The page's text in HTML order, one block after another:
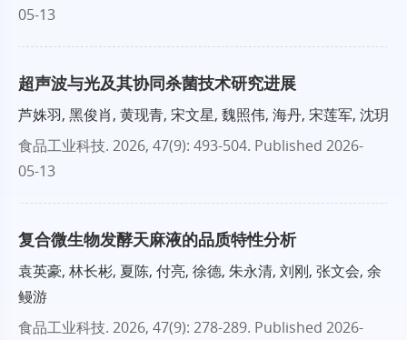
05-13
超声波与光及其协同杀菌技术研究进展
芦姝羽, 黑俊肖, 黄现青, 宋文星, 魏照伟, 海丹, 宋莲军, 沈玥
食品工业科技. 2026, 47(9): 493-504. Published 2026-
05-13
复合微生物发酵天麻液的品质特性分析
袁英豪, 林长彬, 夏陈, 付亮, 徐德, 朱永清, 刘刚, 张文会, 余
鳗游
食品工业科技. 2026, 47(9): 278-289. Published 2026-